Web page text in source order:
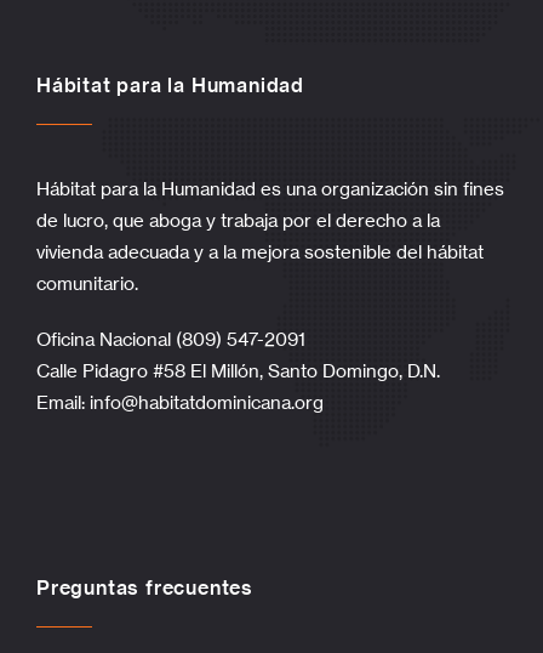
Hábitat para la Humanidad
Hábitat para la Humanidad es una organización sin fines
de lucro, que aboga y trabaja por el derecho a la
vivienda adecuada y a la mejora sostenible del hábitat
comunitario.
Oficina Nacional (809) 547-2091
Calle Pidagro #58 El Millón, Santo Domingo, D.N.
Email: info@habitatdominicana.org
Preguntas frecuentes